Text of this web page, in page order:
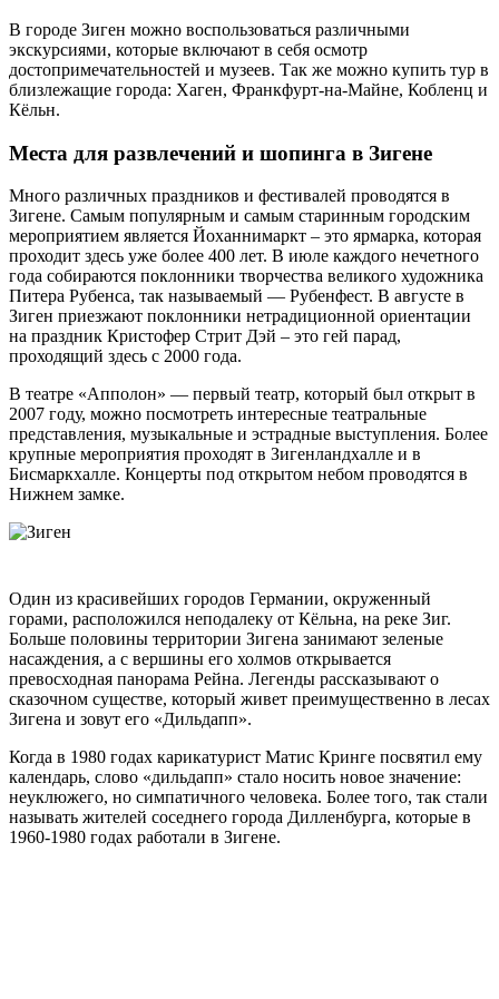
В городе Зиген можно воспользоваться различными
экскурсиями, которые включают в себя осмотр
достопримечательностей и музеев. Так же можно купить тур в
близлежащие города: Хаген, Франкфурт-на-Майне, Кобленц и
Кёльн.
Места для развлечений и шопинга в Зигене
Много различных праздников и фестивалей проводятся в
Зигене. Самым популярным и самым старинным городским
мероприятием является Йоханнимаркт – это ярмарка, которая
проходит здесь уже более 400 лет. В июле каждого нечетного
года собираются поклонники творчества великого художника
Питера Рубенса, так называемый — Рубенфест. В августе в
Зиген приезжают поклонники нетрадиционной ориентации
на праздник Кристофер Стрит Дэй – это гей парад,
проходящий здесь с 2000 года.
В театре «Апполон» — первый театр, который был открыт в
2007 году, можно посмотреть интересные театральные
представления, музыкальные и эстрадные выступления. Более
крупные мероприятия проходят в Зигенландхалле и в
Бисмаркхалле. Концерты под открытом небом проводятся в
Нижнем замке.
Один из красивейших городов Германии, окруженный
горами, расположился неподалеку от Кёльна, на реке Зиг.
Больше половины территории Зигена занимают зеленые
насаждения, а с вершины его холмов открывается
превосходная панорама Рейна. Легенды рассказывают о
сказочном существе, который живет преимущественно в лесах
Зигена и зовут его «Дильдапп».
Когда в 1980 годах карикатурист Матис Кринге посвятил ему
календарь, слово «дильдапп» стало носить новое значение:
неуклюжего, но симпатичного человека. Более того, так стали
называть жителей соседнего города Дилленбурга, которые в
1960-1980 годах работали в Зигене.